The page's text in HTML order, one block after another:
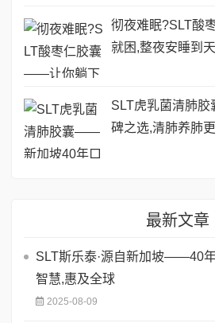
彻夜难眠?SLT酸
就困,整夜安睡到
SLT虎乳菌清肺
碑之选,清肺养肺
最新文章
SLT斯乐泰·源自新加坡——40
智慧,惠及全球
2025-08-09